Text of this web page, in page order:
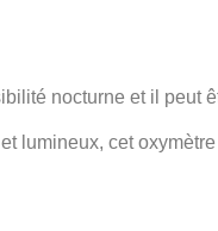
nocturne et il peut
lumineux, cet